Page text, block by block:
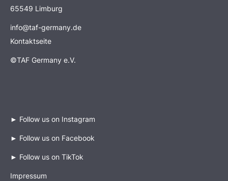
65549 Limburg
info@taf-germany.de
Kontaktseite
©TAF Germany e.V.
► Follow us on Instagram
► Follow us on Facebook
► Follow us on TikTok
Impressum